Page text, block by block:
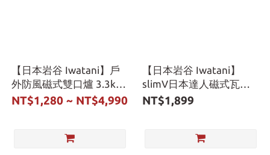
【日本岩谷 Iwatani】戶
外防風磁式雙口爐 3.3kw
露營百焰雙口爐 附專用提
NT$1,280 ~ NT$4,990
【日本岩谷 Iwatani】
slimV日本達人磁式瓦斯
爐 3.4kw 流沙金 CB-TS-5
NT$1,899